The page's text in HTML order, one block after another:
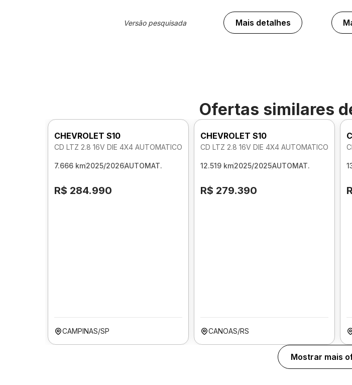
Versão pesquisada Mais detalhes
Ofertas similares
CHEVROLET S10
CD LTZ 2.8 16V DIE 4X4 AUTOMATICO
7.666 km2025/2026AUTOMAT.
R$ 284.990
CAMPINAS/SP
CHEVROLET S10
CD LTZ 2.8 16V DIE 4X4 AUTOMATICO
12.519 km2025/2025AUTOMAT.
R$ 279.390
CANOAS/RS
Mostrar mais